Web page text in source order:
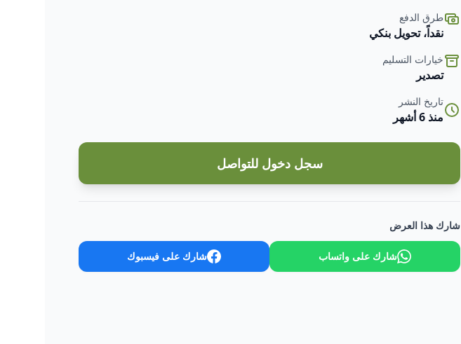
طرق الدفع
نقداً، تحويل بنكي
خيارات التسليم
تصدير
تاريخ النشر
منذ 6 أشهر
سجل دخول للتواصل
شارك هذا العرض
شارك على واتساب شارك على فيسبوك